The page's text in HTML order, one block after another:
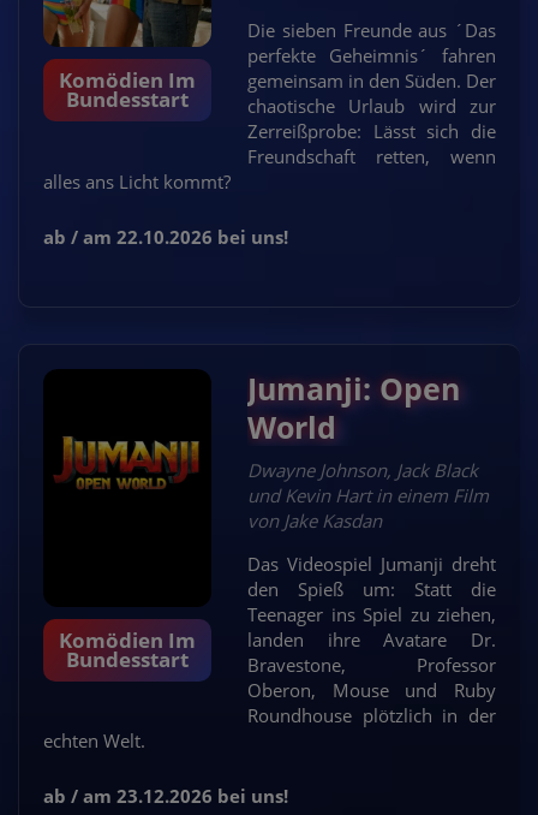
Komödien Im
Bundesstart
Die sieben Freunde aus ´Das
perfekte Geheimnis´ fahren
gemeinsam in den Süden. Der
chaotische Urlaub wird zur
Zerreißprobe: Lässt sich die
Freundschaft retten, wenn
alles ans Licht kommt?
ab / am 22.10.2026 bei uns!
Komödien Im
Bundesstart
Jumanji: Open
World
Dwayne Johnson, Jack Black
und Kevin Hart in einem Film
von Jake Kasdan
Das Videospiel Jumanji dreht
den Spieß um: Statt die
Teenager ins Spiel zu ziehen,
landen ihre Avatare Dr.
Bravestone, Professor
Oberon, Mouse und Ruby
Roundhouse plötzlich in der
echten Welt.
ab / am 23.12.2026 bei uns!